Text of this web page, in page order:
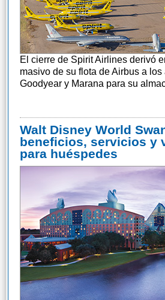
El cierre de Spirit Airlines derivó
masivo de su flota de Airbus a
Goodyear y Marana para su
Walt Disney World
beneficios, servicios y
para huéspedes